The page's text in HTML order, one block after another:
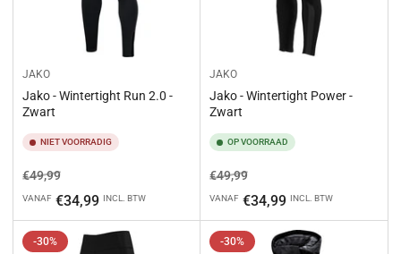
JAKO
Jako - Wintertight Run 2.0 -
Zwart
NIET VOORRADIG
Normale
prijs
€49,99Aanbiedingsprijs
VANAF €34,99 INCL. BTW
JAKO
Jako - Wintertight Power -
Zwart
OP VOORRAAD
Normale
prijs
€49,99Aanbiedingsprijs
VANAF €34,99 INCL. BTW
-30% -30%